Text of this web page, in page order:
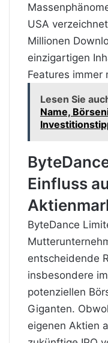
USA
Millionen
einzigartigen
Features immer
Lesen Sie
Name,
Einfluss
ByteDance
entscheidende
insbesondere
potenziellen
Giganten.
eigenen Aktien